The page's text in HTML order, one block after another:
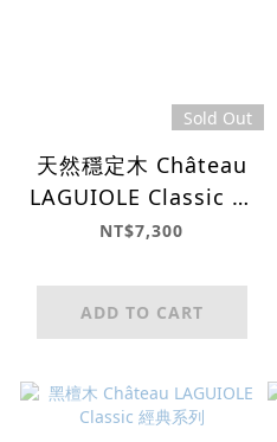
Sold Out
天然穩定木 Château
LAGUIOLE Classic 經
典系列
NT$7,300
ADD TO CART